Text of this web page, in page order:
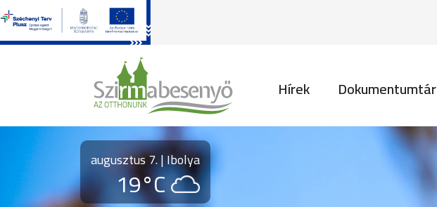
Fő navigáció
Hírek Dokumentumtár
augusztus 7. | Ibolya
19°C